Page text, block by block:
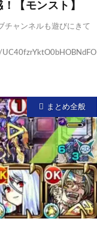
【モンスト】
チャンネルも遊びにきて
まとめ全般